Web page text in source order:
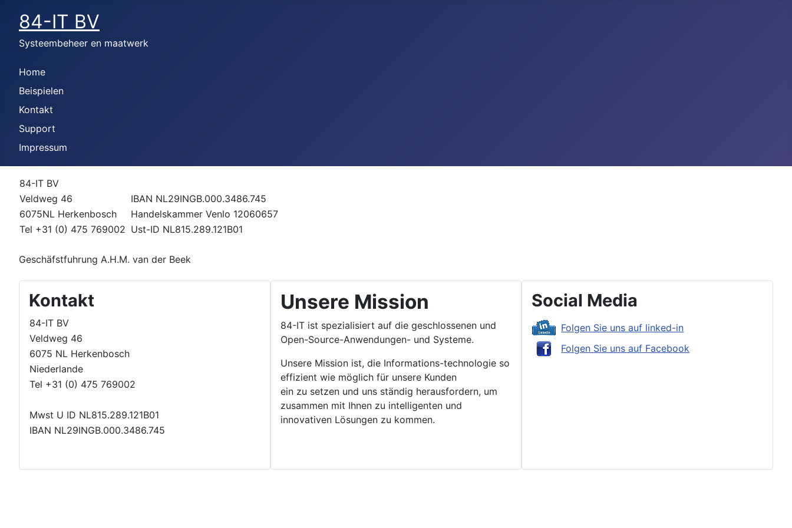
84-IT BV
Systeembeheer en maatwerk
Home
Beispielen
Kontakt
Support
Impressum
84-IT BV
Veldweg 46
IBAN NL29INGB.000.3486.745
6075NL Herkenbosch
Handelskammer Venlo 12060657
Tel +31 (0) 475 769002 Ust-ID NL815.289.121B01
Geschäfstfuhrung A.H.M. van der Beek
Kontakt
84-IT BV
Veldweg 46
6075 NL Herkenbosch
Niederlande
Tel +31 (0) 475 769002
Mwst U ID NL815.289.121B01
IBAN NL29INGB.000.3486.745
Unsere Mission
84-IT ist spezialisiert auf die geschlossenen und
Open-Source-Anwendungen- und Systeme.
Unsere Mission ist, die Informations-technologie so
effizient wie möglich für unsere Kunden
ein zu setzen und uns ständig herausfordern, um
zusammen mit Ihnen zu intelligenten und
innovativen Lösungen zu kommen.
Social Media
Folgen Sie uns auf linked-in
Folgen Sie uns auf Facebook